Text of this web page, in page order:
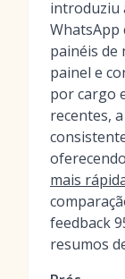
introduziu
WhatsApp
painéis de
painel e
por cargo
recentes,
mais
feedback
resumos